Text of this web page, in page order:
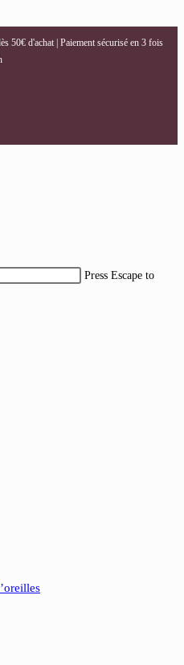
50€ d'achat | Paiement sécurisé en 3 fois
Press Escape to